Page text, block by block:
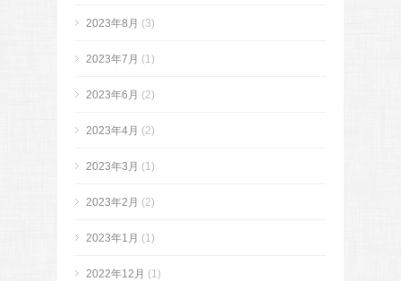
2023年8月 (3)
2023年7月 (1)
2023年6月 (2)
2023年4月 (2)
2023年3月 (1)
2023年2月 (2)
2023年1月 (1)
2022年12月 (1)